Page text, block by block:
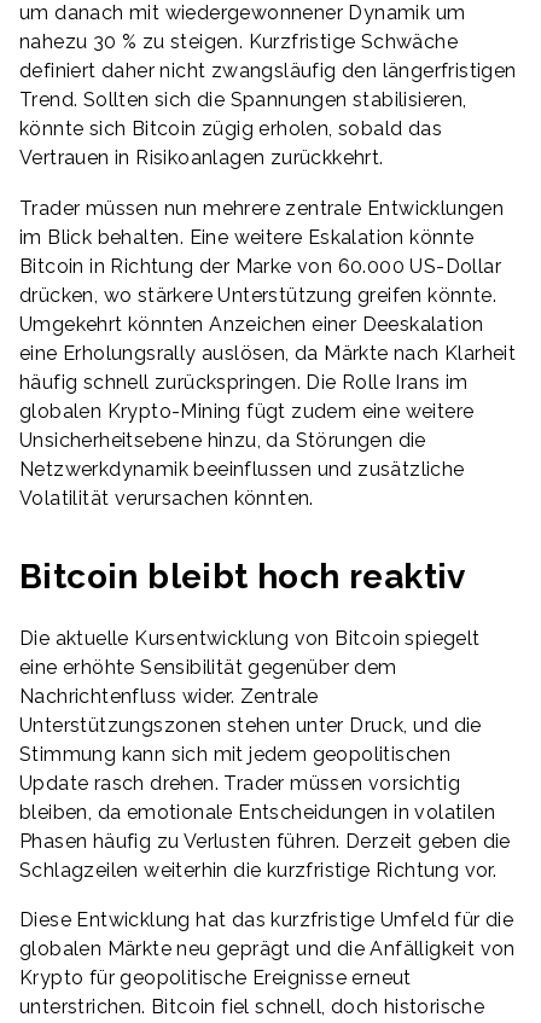
um danach mit wiedergewonnener Dynamik um
nahezu 30 % zu steigen. Kurzfristige Schwäche
definiert daher nicht zwangsläufig den längerfristigen
Trend. Sollten sich die Spannungen stabilisieren,
könnte sich Bitcoin zügig erholen, sobald das
Vertrauen in Risikoanlagen zurückkehrt.
Trader müssen nun mehrere zentrale Entwicklungen
im Blick behalten. Eine weitere Eskalation könnte
Bitcoin in Richtung der Marke von 60.000 US-Dollar
drücken, wo stärkere Unterstützung greifen könnte.
Umgekehrt könnten Anzeichen einer Deeskalation
eine Erholungsrally auslösen, da Märkte nach Klarheit
häufig schnell zurückspringen. Die Rolle Irans im
globalen Krypto-Mining fügt zudem eine weitere
Unsicherheitsebene hinzu, da Störungen die
Netzwerkdynamik beeinflussen und zusätzliche
Volatilität verursachen könnten.
Bitcoin bleibt hoch reaktiv
Die aktuelle Kursentwicklung von Bitcoin spiegelt
eine erhöhte Sensibilität gegenüber dem
Nachrichtenfluss wider. Zentrale
Unterstützungszonen stehen unter Druck, und die
Stimmung kann sich mit jedem geopolitischen
Update rasch drehen. Trader müssen vorsichtig
bleiben, da emotionale Entscheidungen in volatilen
Phasen häufig zu Verlusten führen. Derzeit geben die
Schlagzeilen weiterhin die kurzfristige Richtung vor.
Diese Entwicklung hat das kurzfristige Umfeld für die
globalen Märkte neu geprägt und die Anfälligkeit von
Krypto für geopolitische Ereignisse erneut
unterstrichen. Bitcoin fiel schnell, doch historische